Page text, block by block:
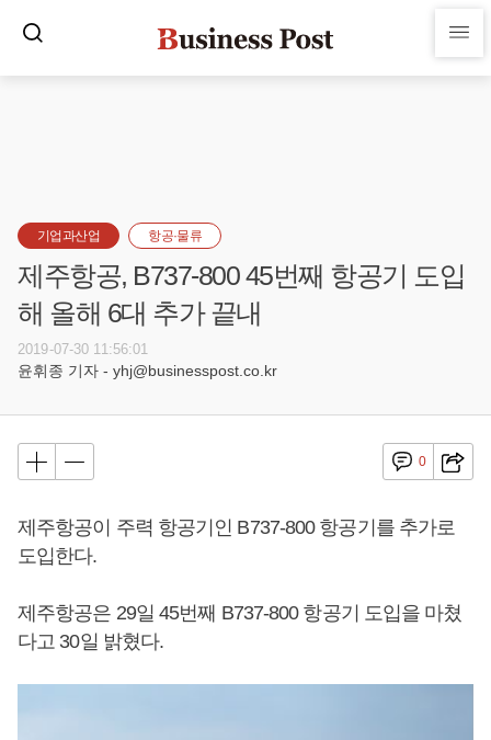
기업과산업 항공·물류
제주항공, B737-800 45번째 항공기 도입
해 올해 6대 추가 끝내
2019-07-30 11:56:01
윤휘종 기자 - yhj@businesspost.co.kr
0
제주항공이 주력 항공기인 B737-800 항공기를 추가로
도입한다.
제주항공은 29일 45번째 B737-800 항공기 도입을 마쳤
다고 30일 밝혔다.